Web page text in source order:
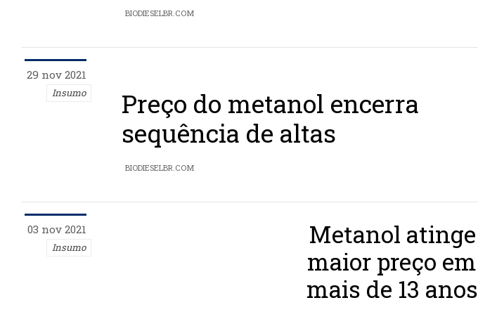
BIODIESELBR.COM
29 nov 2021
Insumo
Preço do metanol encerra
sequência de altas
BIODIESELBR.COM
03 nov 2021
Insumo
Metanol atinge
maior preço em
mais de 13 anos